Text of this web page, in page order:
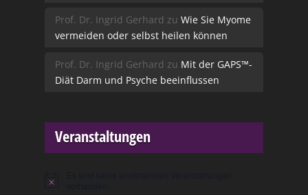
Prof. Dr. Ingrid Gerhard zu Wie Sie Myome
vermeiden oder selbst heilen können
Prof. Dr. Ingrid Gerhard zu Mit der GAPS™-
Diät Darm und Psyche beeinflussen
Veranstaltungen
Hinweis